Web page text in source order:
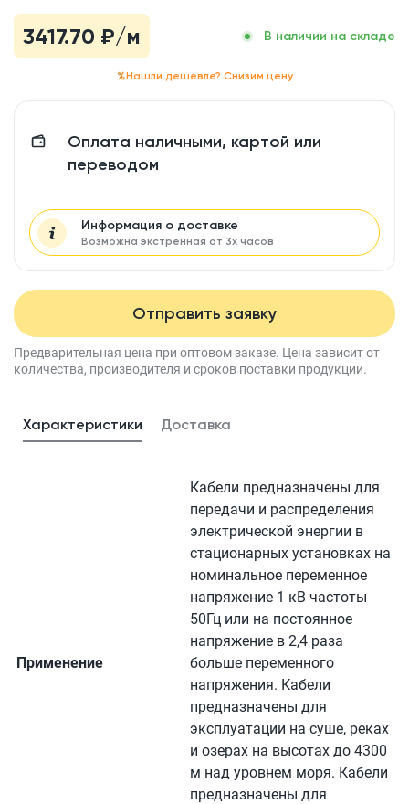
3417.70 ₽/м В наличии на складе
Нашли дешевле? Снизим цену
Отправить заявку
Предварительная цена при оптовом заказе. Цена зависит от
количества, производителя и сроков поставки продукции.
Оплата наличными, картой или
переводом
Информация о доставке
Возможна экстренная от 3х часов
Характеристики Доставка
Применение
Кабели предназначены для
передачи и распределения
электрической энергии в
стационарных установках на
номинальное переменное
напряжение 1 кВ частоты
50Гц или на постоянное
напряжение в 2,4 раза
больше переменного
напряжения. Кабели
предназначены для
эксплуатации на суше, реках
и озерах на высотах до 4300
м над уровнем моря. Кабели
предназначены для